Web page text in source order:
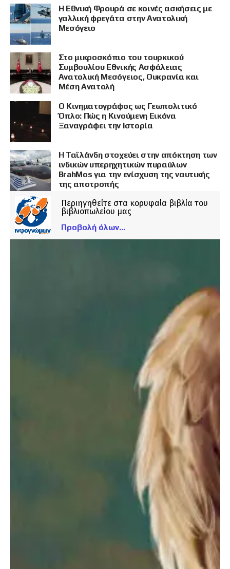
Η Εθνική Φρουρά σε κοινές ασκήσεις με
γαλλική φρεγάτα στην Ανατολική
Μεσόγειο
Στο μικροσκόπιο του τουρκικού
Συμβουλίου Εθνικής Ασφάλειας
Ανατολική Μεσόγειος, Ουκρανία και
Μέση Ανατολή
Ο Κινηματογράφος ως Γεωπολιτικό
Όπλο: Πώς η Κινούμενη Εικόνα
Ξαναγράφει την Ιστορία
Η Ταϊλάνδη στοχεύει στην απόκτηση των
ινδικών υπερηχητικών πυραύλων
BrahMos για την ενίσχυση της ναυτικής
της αποτροπής
Περιηγηθείτε στα κορυφαία βιβλία του
βιβλιοπωλείου μας
Προβολή όλων